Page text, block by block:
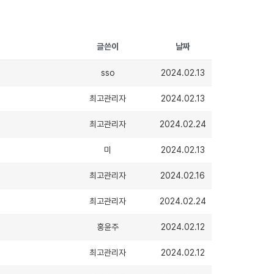
글쓴이 날짜
sso 2024.02.13
최고관리자 2024.02.13
최고관리자 2024.02.24
미 2024.02.13
최고관리자 2024.02.16
최고관리자 2024.02.24
홍윤주 2024.02.12
최고관리자 2024.02.12